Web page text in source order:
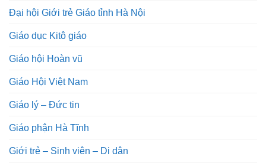
Đại hội Giới trẻ Giáo tỉnh Hà Nội
Giáo dục Kitô giáo
Giáo hội Hoàn vũ
Giáo Hội Việt Nam
Giáo lý – Đức tin
Giáo phận Hà Tĩnh
Giới trẻ – Sinh viên – Di dân